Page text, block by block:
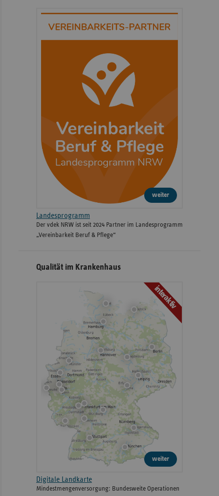
weiter
Landesprogramm
Der vdek NRW ist seit 2024 Partner im Landesprogramm
„Vereinbarkeit Beruf & Pflege“
Qualität im Krankenhaus
interaktiv
weiter
Digitale Landkarte
Mindestmengenversorgung: Bundesweite Operationen